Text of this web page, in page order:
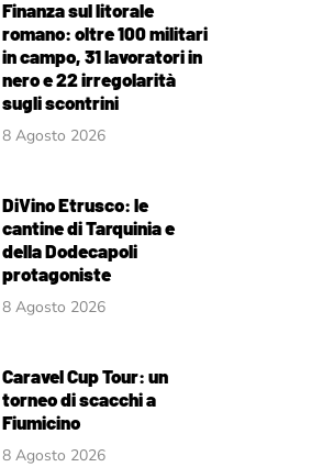
Finanza sul litorale
romano: oltre 100 militari
in campo, 31 lavoratori in
nero e 22 irregolarità
sugli scontrini
8 Agosto 2026
DiVino Etrusco: le
cantine di Tarquinia e
della Dodecapoli
protagoniste
8 Agosto 2026
Caravel Cup Tour: un
torneo di scacchi a
Fiumicino
8 Agosto 2026